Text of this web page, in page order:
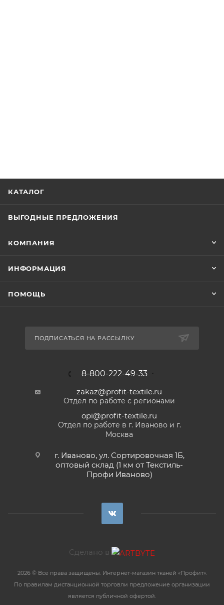
КАТАЛОГ
ВЫГОДНЫЕ ПРЕДЛОЖЕНИЯ
КОМПАНИЯ
ИНФОРМАЦИЯ
ПОМОЩЬ
ПОДПИСАТЬСЯ НА РАССЫЛКУ
8-800-222-49-33
zakaz@profit-textile.ru
Отдел по работе с регионами
opi@profit-textile.ru
Отдел по работе в г. Иваново и г.
Москва
г. Иваново, ул. Сортировочная 1Б,
оптовый склад (1 км от Текстиль-
Профи Иваново)
Сделано в
2026 © Все права защищены. Интернет-магазин тканей «Профит».
По правилам дистанционной торговли предложение организации
является публичной офертой.